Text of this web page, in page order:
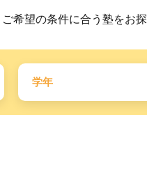
希望の条件に合う塾をお探
学年